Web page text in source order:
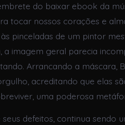
do baixar ebook da
tocar nossos corações e
pinceladas de um pintor
a imagem geral parecia
Arrancando a máscara,
acreditando que elas
uma poderosa
defeitos, continua sendo